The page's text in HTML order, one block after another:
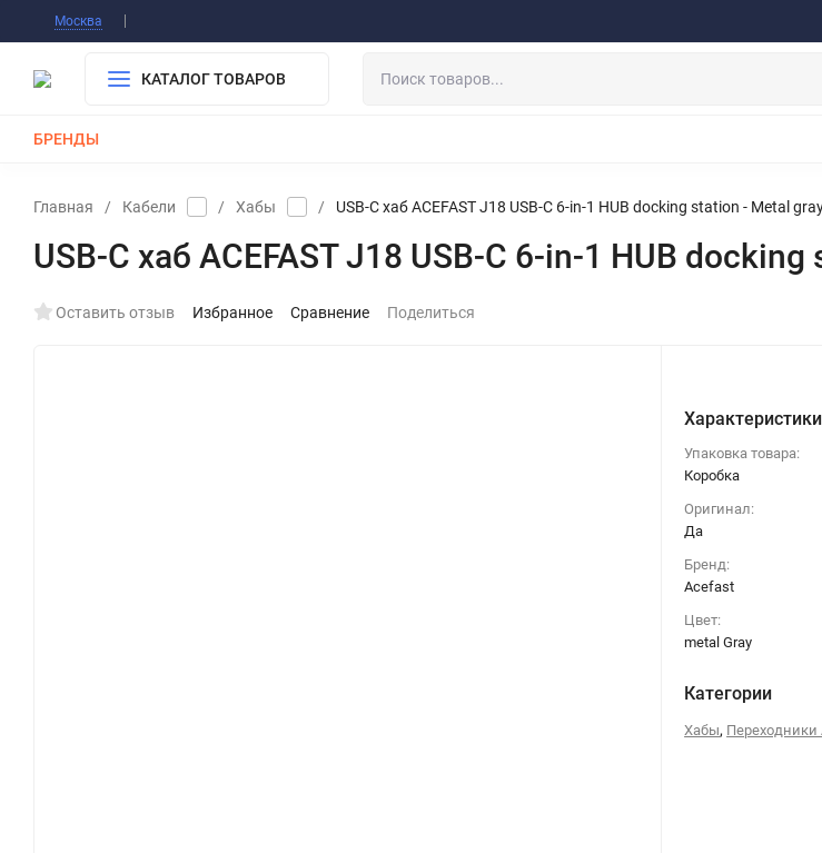
Москва
КАТАЛОГ ТОВАРОВ
БРЕНДЫ
Главная / Кабели / Хабы / USB-C хаб ACEFAST J18 USB-C 6-in-1 HUB docking station - Metal
USB-C хаб ACEFAST J18 USB-C 6-in-1 HUB
Оставить отзыв Избранное Сравнение Поделиться
Характеристики
Упаковка товара:
Коробка
Оригинал:
Да
Бренд:
Acefast
Цвет:
metal Gray
Категории
Хабы, Переходники